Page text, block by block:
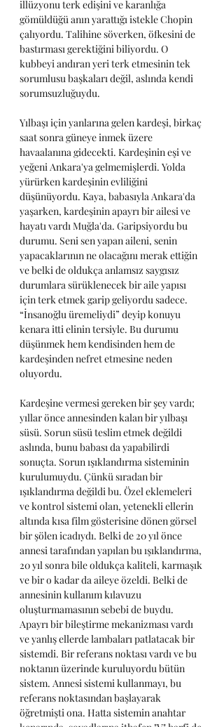
illüzyonu terk edişini ve karanlığa
gömüldüğü anın yarattığı istekle Chopin
çalıyordu. Talihine söverken, öfkesini de
bastırması gerektiğini biliyordu. O
kubbeyi andıran yeri terk etmesinin tek
sorumlusu başkaları değil, aslında kendi
sorumsuzluğuydu.
Yılbaşı için yanlarına gelen kardeşi, birkaç
saat sonra güneye inmek üzere
havaalanına gidecekti. Kardeşinin eşi ve
yeğeni Ankara'ya gelmemişlerdi. Yolda
yürürken kardeşinin evliliğini
düşünüyordu. Kaya, babasıyla Ankara'da
yaşarken, kardeşinin apayrı bir ailesi ve
hayatı vardı Muğla'da. Garipsiyordu bu
durumu. Seni sen yapan aileni, senin
yapacaklarının ne olacağını merak ettiğin
ve belki de oldukça anlamsız saygısız
durumlara sürüklenecek bir aile yapısı
için terk etmek garip geliyordu sadece.
“İnsanoğlu üremeliydi” deyip konuyu
kenara itti elinin tersiyle. Bu durumu
düşünmek hem kendisinden hem de
kardeşinden nefret etmesine neden
oluyordu.
Kardeşine vermesi gereken bir şey vardı;
yıllar önce annesinden kalan bir yılbaşı
süsü. Sorun süsü teslim etmek değildi
aslında, bunu babası da yapabilirdi
sonuçta. Sorun ışıklandırma sisteminin
kurulumuydu. Çünkü sıradan bir
ışıklandırma değildi bu. Özel eklemeleri
ve kontrol sistemi olan, yetenekli ellerin
altında kısa film gösterisine dönen görsel
bir şölen icadıydı. Belki de 20 yıl önce
annesi tarafından yapılan bu ışıklandırma,
20 yıl sonra bile oldukça kaliteli, karmaşık
ve bir o kadar da aileye özeldi. Belki de
annesinin kullanım kılavuzu
oluşturmamasının sebebi de buydu.
Apayrı bir bileştirme mekanizması vardı
ve yanlış ellerde lambaları patlatacak bir
sistemdi. Bir referans noktası vardı ve bu
noktanın üzerinde kuruluyordu bütün
sistem. Annesi sistemi kullanmayı, bu
referans noktasından başlayarak
öğretmişti ona. Hatta sistemin anahtar